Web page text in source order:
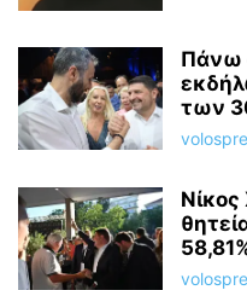
Πάνω
των
Νίκος